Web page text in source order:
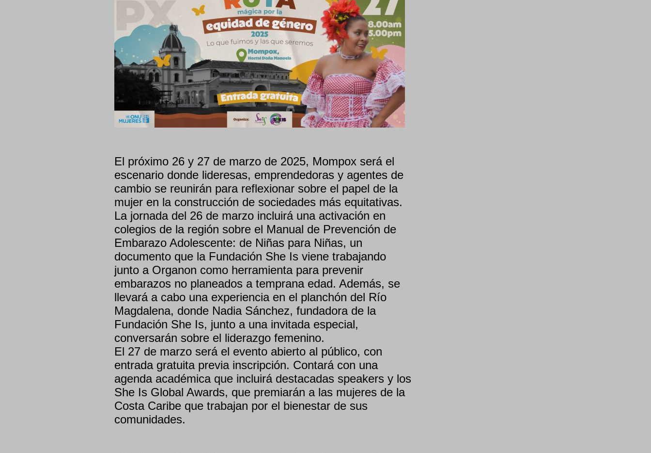
El próximo 26 y 27 de marzo de 2025, Mompox será el
escenario donde lideresas, emprendedoras y agentes de
cambio se reunirán para reflexionar sobre el papel de la
mujer en la construcción de sociedades más equitativas.
La jornada del 26 de marzo incluirá una activación en
colegios de la región sobre el Manual de Prevención de
Embarazo Adolescente: de Niñas para Niñas, un
documento que la Fundación She Is viene trabajando
junto a Organon como herramienta para prevenir
embarazos no planeados a temprana edad. Además, se
llevará a cabo una experiencia en el planchón del Río
Magdalena, donde Nadia Sánchez, fundadora de la
Fundación She Is, junto a una invitada especial,
conversarán sobre el liderazgo femenino.
El 27 de marzo será el evento abierto al público, con
entrada gratuita previa inscripción. Contará con una
agenda académica que incluirá destacadas speakers y los
She Is Global Awards, que premiarán a las mujeres de la
Costa Caribe que trabajan por el bienestar de sus
comunidades.